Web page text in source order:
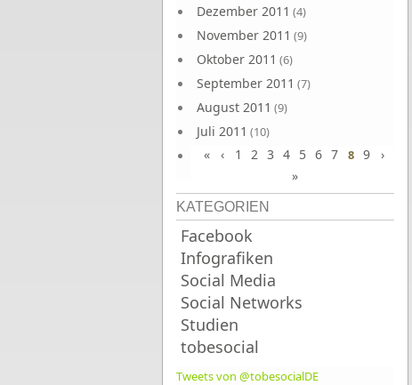
Dezember 2011 (4)
November 2011 (9)
Oktober 2011 (6)
September 2011 (7)
August 2011 (9)
Juli 2011 (10)
Juni 2011(9)
« ‹ 1 2 3 4 5 6 7 8 9
›
»
KATEGORIEN
Facebook
Infografiken
Social Media
Social Networks
Studien
tobesocial
Tweets von @tobesocialDE